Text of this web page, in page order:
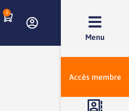
Menu
Accès membre
0